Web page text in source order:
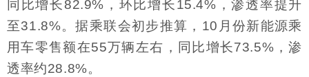
同比增长82.9%，环比增长15.4%，渗透率提升
至31.8%。据乘联会初步推算，10月份新能源乘
用车零售额在55万辆左右，同比增长73.5%，渗
透率约28.8%。